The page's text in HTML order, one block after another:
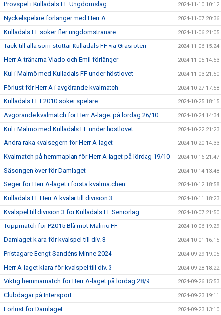
Provspel i Kulladals FF Ungdomslag 2024-11-10 10:12
Nyckelspelare förlänger med Herr A 2024-11-07 20:36
Kulladals FF söker fler ungdomstränare 2024-11-06 21:05
Tack till alla som stöttar Kulladals FF via Gräsroten 2024-11-06 15:24
Herr A-tränarna Vlado och Emil förlänger 2024-11-05 14:53
Kul i Malmö med Kulladals FF under höstlovet 2024-11-03 21:50
Förlust för Herr A i avgörande kvalmatch 2024-10-27 17:58
Kulladals FF F2010 söker spelare 2024-10-25 18:15
Avgörande kvalmatch för Herr A-laget på lördag 26/10 2024-10-24 14:34
Kul i Malmö med Kulladals FF under höstlovet 2024-10-22 21:23
Andra raka kvalsegern för Herr A-laget 2024-10-20 14:33
Kvalmatch på hemmaplan för Herr A-laget på lördag 19/10 2024-10-16 21:47
Säsongen över för Damlaget 2024-10-14 13:48
Seger för Herr A-laget i första kvalmatchen 2024-10-12 18:58
Kulladals FF Herr A kvalar till division 3 2024-10-11 18:23
Kvalspel till division 3 för Kulladals FF Seniorlag 2024-10-07 21:50
Toppmatch för P2015 Blå mot Malmö FF 2024-10-06 19:29
Damlaget klara för kvalspel till div. 3 2024-10-01 16:15
Pristagare Bengt Sandéns Minne 2024 2024-09-29 19:05
Herr A-laget klara för kvalspel till div. 3 2024-09-28 18:22
Viktig hemmamatch för Herr A-laget på lördag 28/9 2024-09-26 15:53
Clubdagar på Intersport 2024-09-23 19:11
Förlust för Damlaget 2024-09-23 13:10